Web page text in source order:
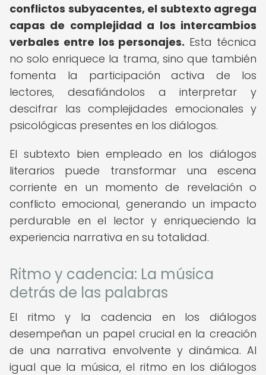
conflictos subyacentes, el subtexto agrega
capas de complejidad a los intercambios
verbales entre los personajes. Esta técnica
no solo enriquece la trama, sino que también
fomenta la participación activa de los
lectores, desafiándolos a interpretar y
descifrar las complejidades emocionales y
psicológicas presentes en los diálogos.
El subtexto bien empleado en los diálogos
literarios puede transformar una escena
corriente en un momento de revelación o
conflicto emocional, generando un impacto
perdurable en el lector y enriqueciendo la
experiencia narrativa en su totalidad.
Ritmo y cadencia: La música
detrás de las palabras
El ritmo y la cadencia en los diálogos
desempeñan un papel crucial en la creación
de una narrativa envolvente y dinámica. Al
igual que la música, el ritmo en los diálogos